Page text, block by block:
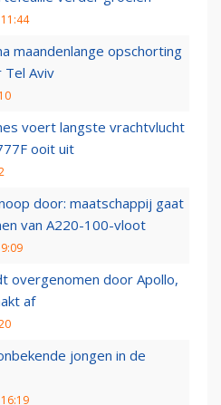
maandenlange opschorting
Tel Aviv
voert langste vrachtvlucht
ooit uit
door: maatschappij gaat
van A220-100-vloot
overgenomen door Apollo,
af
jongen in de